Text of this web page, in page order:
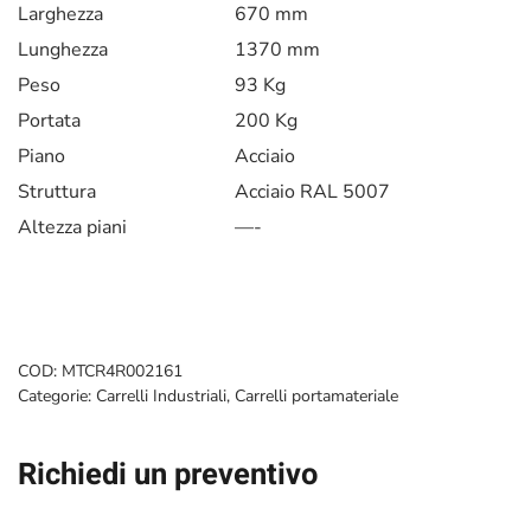
Larghezza
670 mm
Lunghezza
1370 mm
Peso
93 Kg
Portata
200 Kg
Piano
Acciaio
Struttura
Acciaio RAL 5007
Altezza piani
—-
COD: MTCR4R002161
Categorie: Carrelli Industriali, Carrelli portamateriale
Richiedi un preventivo